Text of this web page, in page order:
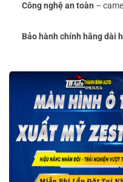
Công nghệ an toàn –
Bảo hành chính hãng dài